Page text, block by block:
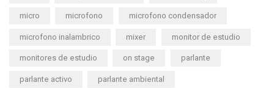
micro microfono microfono condensador
microfono inalambrico mixer monitor de estudio
monitores de estudio on stage parlante
parlante activo parlante ambiental